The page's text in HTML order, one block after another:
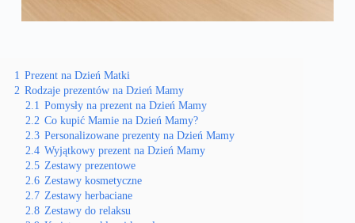
1 Prezent na Dzień Matki
2 Rodzaje prezentów na Dzień Mamy
2.1 Pomysły na prezent na Dzień Mamy
2.2 Co kupić Mamie na Dzień Mamy?
2.3 Personalizowane prezenty na Dzień Mamy
2.4 Wyjątkowy prezent na Dzień Mamy
2.5 Zestawy prezentowe
2.6 Zestawy kosmetyczne
2.7 Zestawy herbaciane
2.8 Zestawy do relaksu